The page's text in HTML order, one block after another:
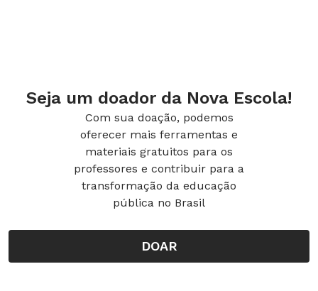
Seja um doador da Nova Escola!
Com sua doação, podemos
oferecer mais ferramentas e
materiais gratuitos para os
professores e contribuir para a
transformação da educação
pública no Brasil
DOAR